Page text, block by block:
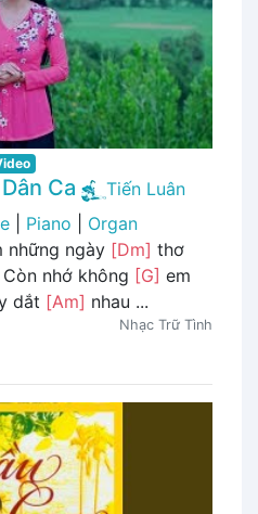
Ca
Tiến Luân
Piano
Organ
những ngày [Dm] thơ
nhớ không [G] em
dắt [Am] nhau ...
Nhạc Trữ Tình